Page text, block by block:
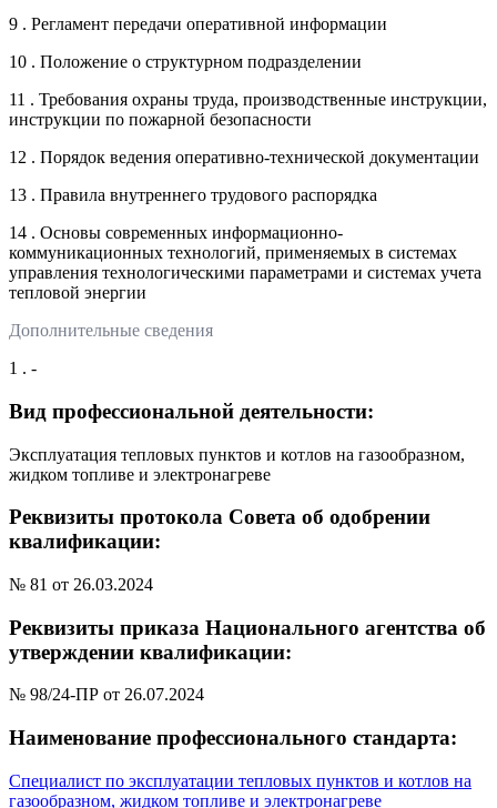
9 . Регламент передачи оперативной информации
10 . Положение о структурном подразделении
11 . Требования охраны труда, производственные инструкции,
инструкции по пожарной безопасности
12 . Порядок ведения оперативно-технической документации
13 . Правила внутреннего трудового распорядка
14 . Основы современных информационно-
коммуникационных технологий, применяемых в системах
управления технологическими параметрами и системах учета
тепловой энергии
Дополнительные сведения
1 . -
Вид профессиональной деятельности:
Эксплуатация тепловых пунктов и котлов на газообразном,
жидком топливе и электронагреве
Реквизиты протокола Совета об одобрении
квалификации:
№ 81 от 26.03.2024
Реквизиты приказа Национального агентства об
утверждении квалификации:
№ 98/24-ПР от 26.07.2024
Наименование профессионального стандарта:
Специалист по эксплуатации тепловых пунктов и котлов на
газообразном, жидком топливе и электронагреве